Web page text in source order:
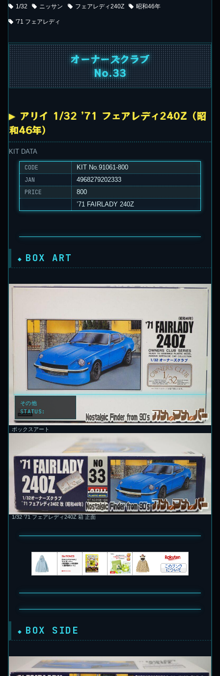
1/32 ニッサン フェアレディ240Z 昭和46年
'71 フェアレディ
オーナーズクラブ
No.33
アリイ 1/32 ’71 フェアレディ240Z（昭
和46年）
KIT DATA
CODE KIT No.91061-800
JAN 4968279202333
PRICE
800
’71 FAIRLADY 240Z
BOX ART
その他
STATUS:
ボックスアート
1/32 ’71 フェアレディ240Z 箱 正面
BOX SIDE